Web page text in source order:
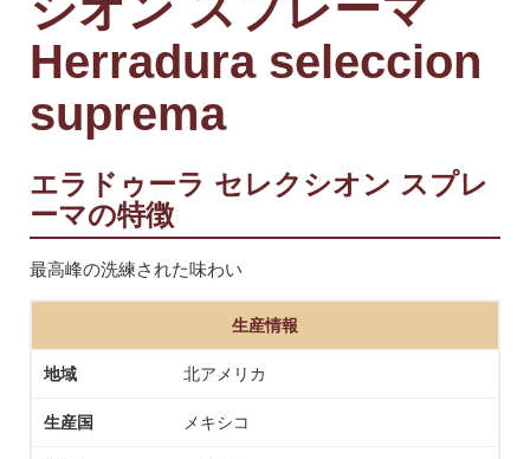
Herradura seleccion
suprema
エラドゥーラ セレクシオン スプレ
ーマの特徴
最高峰の洗練された味わい
生産情報
地域 北アメリカ
生産国 メキシコ